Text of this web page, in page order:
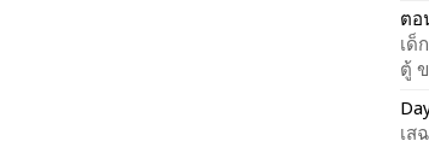
ตอ
เด็
ตู้
เส